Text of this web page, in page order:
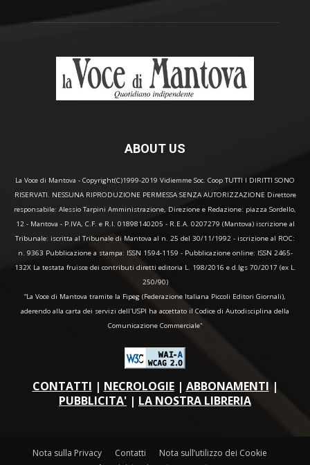
ABOUT US
La Voce di Mantova - Copyright(C)1999-2019 Vidiemme Soc. Coop TUTTI I DIRITTI SONO
RISERVATI. NESSUNA RIPRODUZIONE PERMESSA SENZA AUTORIZZAZIONE Direttore
responsabile: Alessio Tarpini Amministrazione, Direzione e Redazione: piazza Sordello,
12 - Mantova - P.IVA, C.F. e R.I. 01898140205 - R.E.A. 0207279 (Mantova) iscrizione al
Tribunale: iscritta al Tribunale di Mantova al n. 25 del 30/11/1992 - iscrizione al ROC:
n. 9363 Pubblicazione a stampa: ISSN 1594-1159 - Pubblicazione online: ISSN 2465-
132X La testata fruisce dei contributi diretti editoria L. 198/2016 e d.lgs 70/2017 (ex L.
250/90)
“La Voce di Mantova tramite la Fipeg (Federazione Italiana Piccoli Editori Giornali),
aderendo alla carta dei servizi dell'USPI ha accettato il Codice di Autodisciplina della
Comunicazione Commerciale"
CONTATTI | NECROLOGIE| ABBONAMENTI |
PUBBLICITA' | LA NOSTRA LIBRERIA
Nota sulla Privacy Contatti
Nota sull’utilizzo dei Cookie